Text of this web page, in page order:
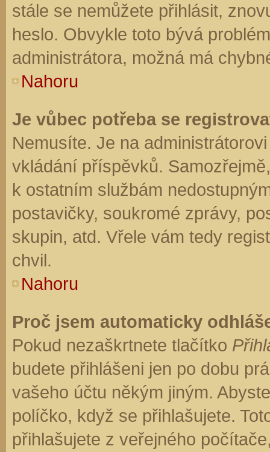
stále se nemůžete přihlásit,
heslo. Obvykle toto bývá
administrátora, možná má
Nahoru
Je vůbec potřeba se
Nemusíte. Je na
vkládání příspěvků.
k ostatním službám
postavičky, soukromé zprávy,
skupin, atd. Vřele vám tedy
chvil.
Nahoru
Proč jsem automaticky
Pokud nezaškrtnete tlačítko
budete přihlášeni jen po dobu
vašeho účtu někým jiným.
políčko, když se přihlašujete.
přihlašujete z veřejného